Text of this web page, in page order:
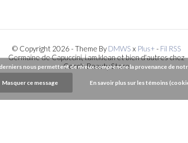
© Copyright 2026 - Theme By DMWS x Plus+ - Fil RSS
Germaine de Capuccini, i.am.klean et bien d'autres chez
Coco's Beauty Store
nous permettent de mieux comprendre la provenance de
Masquer ce message En savoir plus sur les témoins